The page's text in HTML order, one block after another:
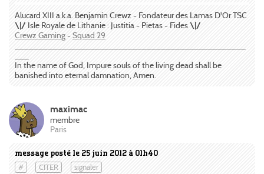
Alucard XIII a.k.a. Benjamin Crewz - Fondateur des Lamas D'Or TSC
\|/ Isle Royale de Lithanie : Justitia - Pietas - Fides\|/
Crewz Gaming-Squad 29
In the name of God, Impure souls of the living dead shall be
banished into eternal damnation, Amen.
message posté le 25 juin 2012 à 01h40
# CITER signaler
maximac
membre
Paris